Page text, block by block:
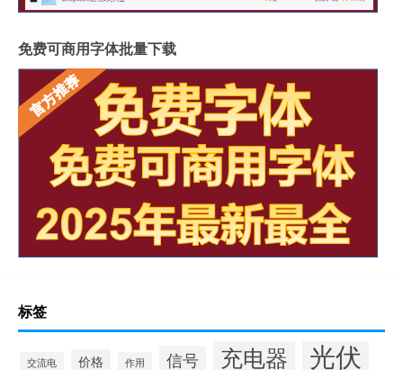
免费可商用字体批量下载
标签
交流电 价格 作用 信号 充电器 光伏